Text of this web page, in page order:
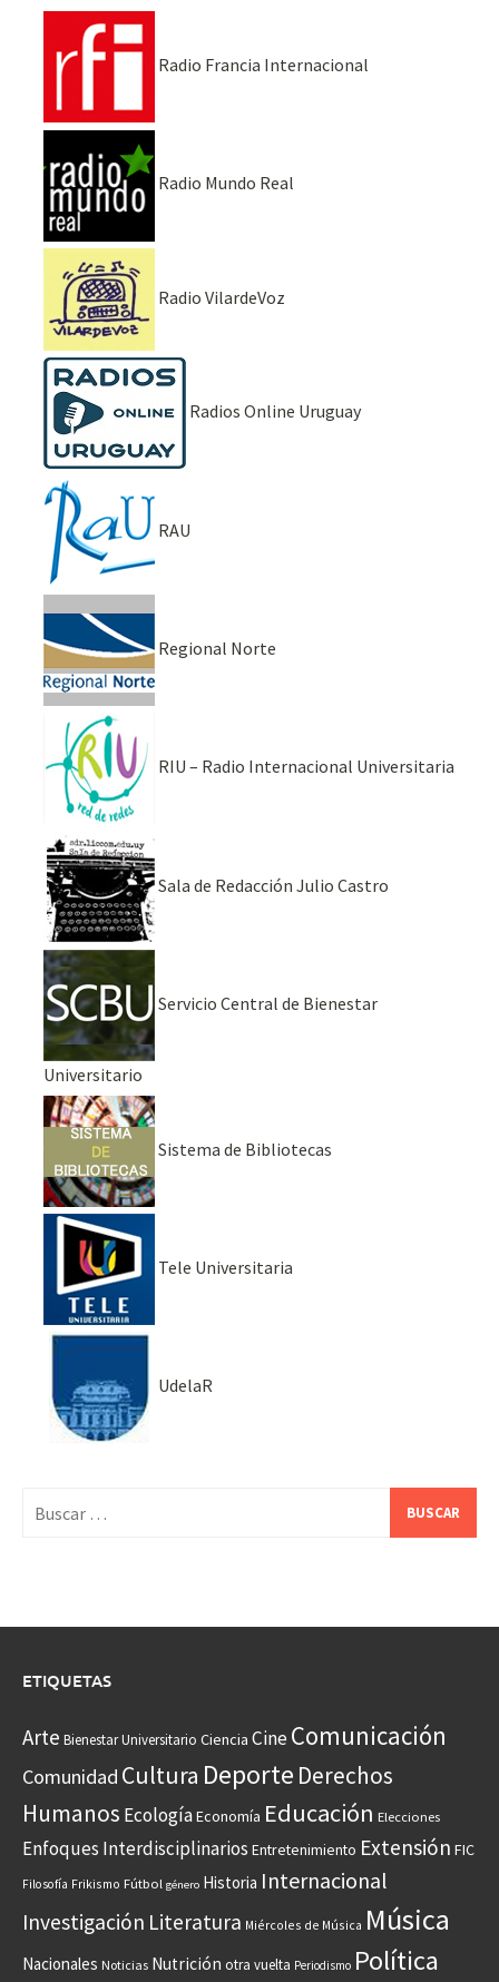
Radio Francia Internacional
Radio Mundo Real
Radio VilardeVoz
Radios Online Uruguay
RAU
Regional Norte
RIU – Radio Internacional Universitaria
Sala de Redacción Julio Castro
Servicio Central de Bienestar
Universitario
Sistema de Bibliotecas
Tele Universitaria
UdelaR
ETIQUETAS
Arte Bienestar Universitario Ciencia CineComunicación
Comunidad Cultura Deporte Derechos
Humanos EcologíaEconomía Educación Elecciones
Enfoques Interdisciplinarios Entretenimiento Extensión FIC
Filosofía Frikismo Fútbol género Historia Internacional
Investigación Literatura Miércoles de Música Música
Nacionales Noticias Nutrición otra vuelta Periodismo Política